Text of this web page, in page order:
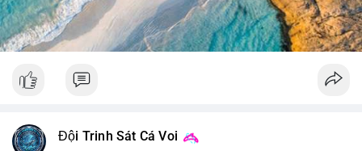
#52dot09btc #chuyenvilanh #tichluydaihan #mempoolbtc
#giaodichlon
Đội Trinh Sát Cá Voi